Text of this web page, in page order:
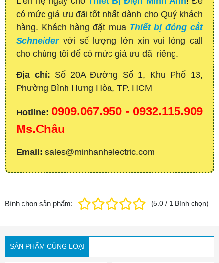
có mức giá ưu đãi tốt nhất dành cho Quý khách
hàng. Khách hàng đặt mua Thiết bị đóng cắt
Schneider với số lượng lớn xin vui lòng call
cho chúng tôi để có mức giá ưu đãi riêng.
Địa chỉ: Số 20A Đường Số 1, Khu Phố 13,
Phường Bình Hưng Hòa, TP. HCM
Hotline: 0909.067.950 - 0932.115.909
Ms.Châu
Email: sales@minhanhelectric.com
Bình chọn sản phẩm: (5.0 / 1 Bình chọn)
SẢN PHẨM CÙNG LOẠI